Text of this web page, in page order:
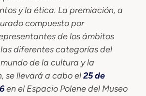
y la ética. La premiación, a
compuesto por
de los ámbitos
diferentes categorías del
de la cultura y la
se llevará a cabo el25 de
en el Espacio Polene del Museo